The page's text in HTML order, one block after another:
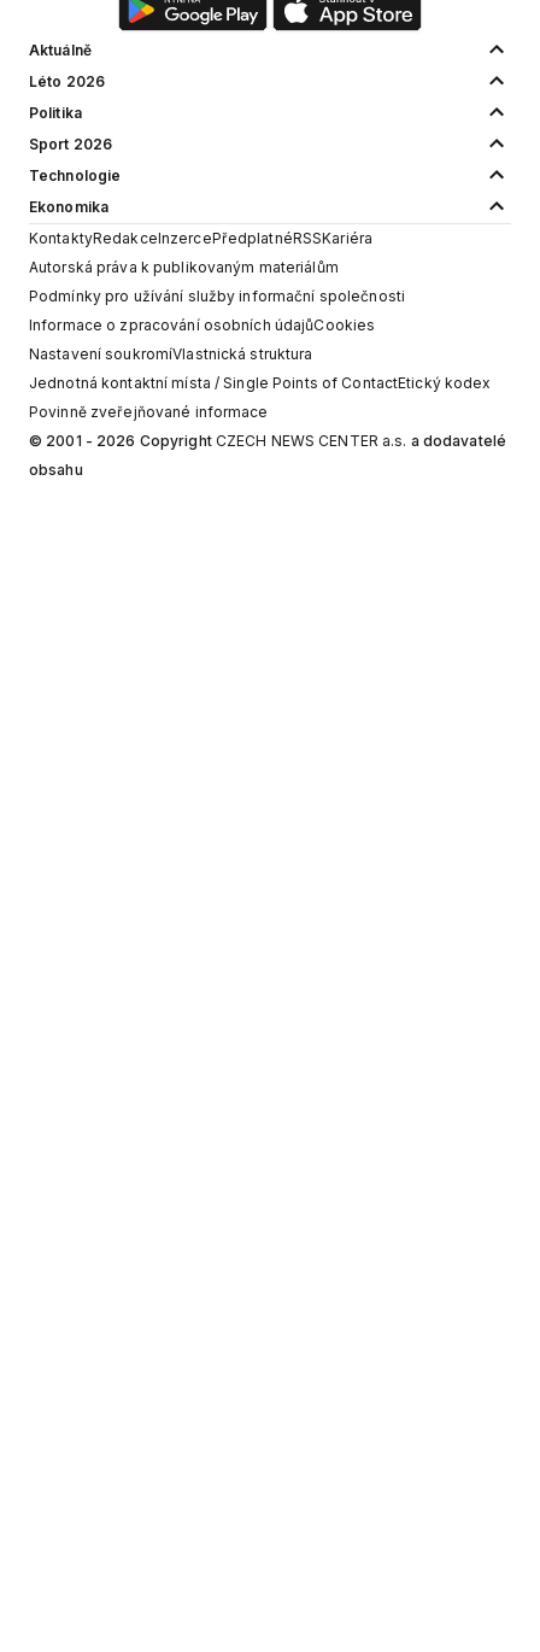
Aktuálně
Léto 2026
Politika
Sport 2026
Technologie
Ekonomika
KontaktyRedakceInzercePředplatnéRSSKariéra
Autorská práva k publikovaným materiálům
Podmínky pro užívání služby informační společnosti
Informace o zpracování osobních údajůCookies
Nastavení soukromíVlastnická struktura
Jednotná kontaktní místa / Single Points of ContactEtický kodex
Povinně zveřejňované informace
© 2001 - 2026 Copyright CZECH NEWS CENTER a.s. a dodavatelé
obsahu